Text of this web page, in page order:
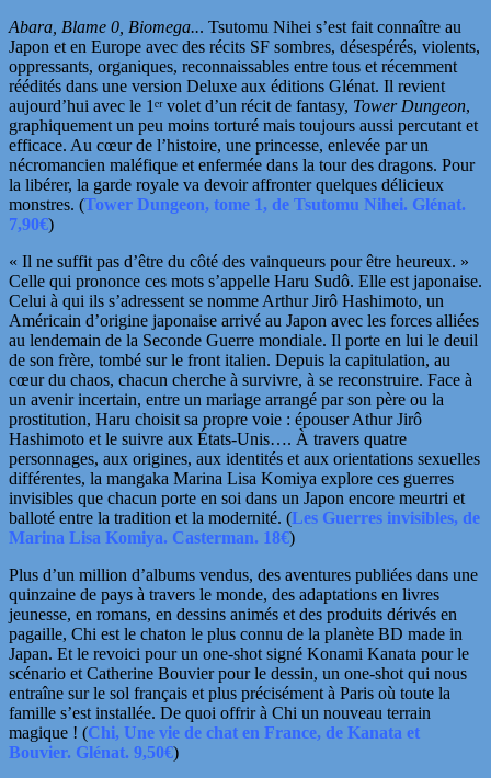
Abara, Blame 0, Biomega... Tsutomu Nihei s’est fait connaître au
Japon et en Europe avec des récits SF sombres, désespérés, violents,
oppressants, organiques, reconnaissables entre tous et récemment
réédités dans une version Deluxe aux éditions Glénat. Il revient
aujourd’hui avec le 1ᵉʳ volet d’un récit de fantasy, Tower Dungeon,
graphiquement un peu moins torturé mais toujours aussi percutant et
efficace. Au cœurde l’histoire, une princesse, enlevée par un
nécromancien maléfique et enfermée dans la tour des dragons. Pour
la libérer, la garde royale va devoir affronter quelques délicieux
monstres. (Tower Dungeon, tome 1, de Tsutomu Nihei. Glénat.
7,90€)
« Il ne suffit pas d’être du côté des vainqueurs pour être heureux. »
Celle qui prononce ces mots s’appelle Haru Sudô. Elle est japonaise.
Celui à qui ils s’adressent se nomme Arthur Jirô Hashimoto, un
Américain d’origine japonaise arrivé au Japon avec les forces alliées
au lendemain de la Seconde Guerre mondiale. Il porte en lui le deuil
de son frère, tombé sur le front italien. Depuis la capitulation, au
cœur du chaos, chacun cherche à survivre, à se reconstruire. Face à
un avenir incertain, entre un mariage arrangé par son père ou la
prostitution, Haru choisit sa propre voie : épouser Athur Jirô
Hashimoto et le suivre aux États-Unis…. À travers quatre
personnages, aux origines, aux identités et aux orientations sexuelles
différentes, la mangaka Marina Lisa Komiya explore ces guerres
invisibles que chacun porte en soi dans un Japon encore meurtri et
balloté entre la tradition et la modernité. (Les Guerres invisibles, de
Marina Lisa Komiya. Casterman. 18€)
Plus d’un million d’albums vendus, des aventures publiées dans une
quinzaine de pays à travers le monde, des adaptations en livres
jeunesse, en romans, en dessins animés et des produits dérivés en
pagaille, Chi est le chaton le plus connu de la planète BD made in
Japan. Et le revoici pour un one-shot signé Konami Kanata pour le
scénario et Catherine Bouvier pour le dessin, un one-shot qui nous
entraîne sur le sol français et plus précisément à Paris où toute la
famille s’est installée. De quoi offrir à Chi un nouveau terrain
magique ! (Chi, Une vie de chat en France, de Kanata et
Bouvier. Glénat. 9,50€)